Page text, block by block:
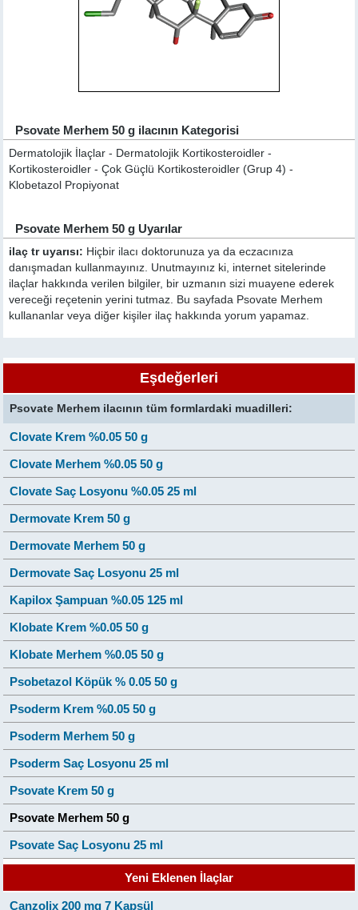
Psovate Merhem 50 g ilacının Kategorisi
Dermatolojik İlaçlar - Dermatolojik Kortikosteroidler -
Kortikosteroidler - Çok Güçlü Kortikosteroidler (Grup 4) -
Klobetazol Propiyonat
Psovate Merhem 50 g Uyarılar
ilaç tr uyarısı: Hiçbir ilacı doktorunuza ya da eczacınıza
danışmadan kullanmayınız. Unutmayınız ki, internet sitelerinde
ilaçlar hakkında verilen bilgiler, bir uzmanın sizi muayene ederek
vereceği reçetenin yerini tutmaz. Bu sayfada Psovate Merhem
kullananlar veya diğer kişiler ilaç hakkında yorum yapamaz.
Eşdeğerleri
Psovate Merhem ilacının tüm formlardaki muadilleri:
Clovate Krem %0.05 50 g
Clovate Merhem %0.05 50 g
Clovate Saç Losyonu %0.05 25 ml
Dermovate Krem 50 g
Dermovate Merhem 50 g
Dermovate Saç Losyonu 25 ml
Kapilox Şampuan %0.05 125 ml
Klobate Krem %0.05 50 g
Klobate Merhem %0.05 50 g
Psobetazol Köpük % 0.05 50 g
Psoderm Krem %0.05 50 g
Psoderm Merhem 50 g
Psoderm Saç Losyonu 25 ml
Psovate Krem 50 g
Psovate Merhem 50 g
Psovate Saç Losyonu 25 ml
Yeni Eklenen İlaçlar
Canzolix 200 mg 7 Kapsül